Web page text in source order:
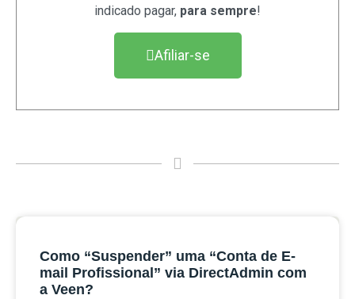
indicado pagar, para sempre!
Afiliar-se
Como “Suspender” uma “Conta de E-
mail Profissional” via DirectAdmin com
a Veen?